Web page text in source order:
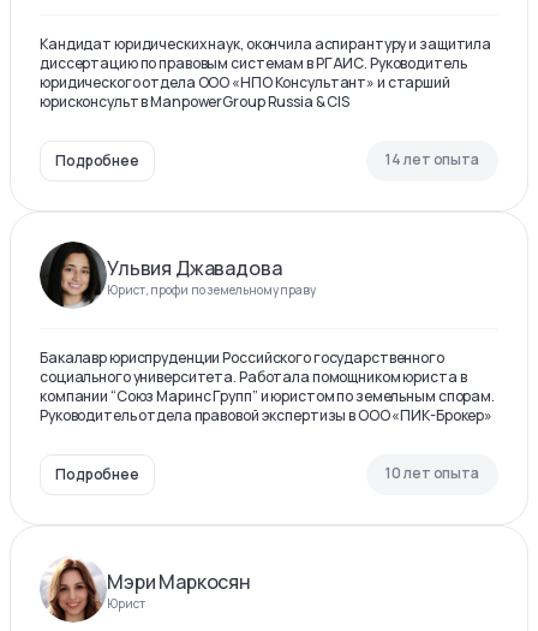
Кандидат юридических наук, окончила аспирантуру и защитила
диссертацию по правовым системам в РГАИС. Руководитель
юридического отдела ООО «НПО Консультант» и старший
юрисконсульт в ManpowerGroup Russia & CIS
Подробнее 14 лет опыта
Ульвия Джавадова
Юрист, профи по земельному праву
Бакалавр юриспруденции Российского государственного
социального университета. Работала помощником юриста в
компании “Союз Маринс Групп” и юристом по земельным спорам.
Руководитель отдела правовой экспертизы в ООО «ПИК-Брокер»
Подробнее 10 лет опыта
Мэри Маркосян
Юрист